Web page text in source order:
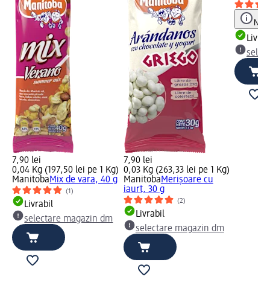
7,90 lei
0,04 Kg (197,50 lei pe 1 Kg)
ManitobaMix de vara, 40 g
(1)
Livrabil
selectare magazin dm
7,90 lei
0,03 Kg (263,33 lei pe 1 Kg)
ManitobaMerișoare cu
iaurt, 30 g
(2)
Livrabil
selectare magazin dm
Notă